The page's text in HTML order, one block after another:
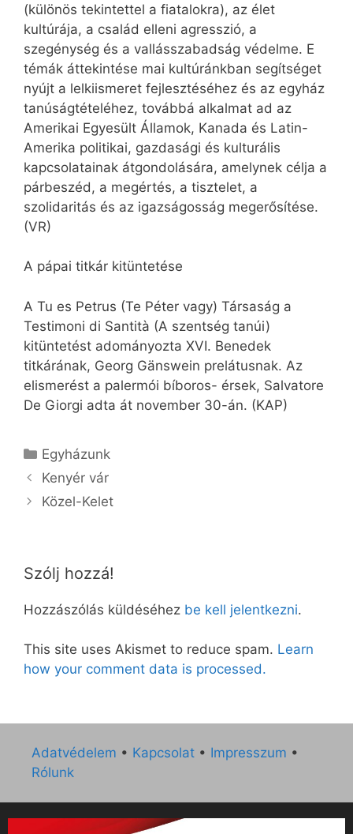
(különös tekintettel a fiatalokra), az élet
kultúrája, a család elleni agresszió, a
szegénység és a vallásszabadság védelme. E
témák áttekintése mai kultúránkban segítséget
nyújt a lelkiismeret fejlesztéséhez és az egyház
tanúságtételéhez, továbbá alkalmat ad az
Amerikai Egyesült Államok, Kanada és Latin-
Amerika politikai, gazdasági és kulturális
kapcsolatainak átgondolására, amelynek célja a
párbeszéd, a megértés, a tisztelet, a
szolidaritás és az igazságosság megerősítése.
(VR)
A pápai titkár kitüntetése
A Tu es Petrus (Te Péter vagy) Társaság a
Testimoni di Santità (A szentség tanúi)
kitüntetést adományozta XVI. Benedek
titkárának, Georg Gänswein prelátusnak. Az
elismerést a palermói bíboros- érsek, Salvatore
De Giorgi adta át november 30-án. (KAP)
Kategória
Egyházunk
Kenyér vár
Közel-Kelet
Szólj hozzá!
Hozzászólás küldéséhez be kell jelentkezni.
This site uses Akismet to reduce spam. Learn
how your comment data is processed.
Adatvédelem • Kapcsolat • Impresszum •
Rólunk